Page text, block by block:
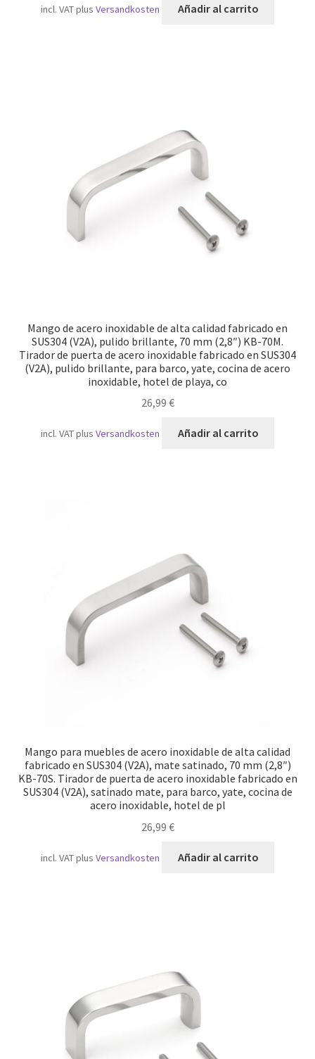
incl. VATplus Versandkosten Añadir al carrito
Mango de acero inoxidable de alta calidad fabricado en
SUS304 (V2A), pulido brillante, 70 mm (2,8″) KB-70M.
Tirador de puerta de acero inoxidable fabricado en SUS304
(V2A), pulido brillante, para barco, yate, cocina de acero
inoxidable, hotel de playa, co
26,99 €
incl. VATplus Versandkosten Añadir al carrito
Mango para muebles de acero inoxidable de alta calidad
fabricado en SUS304 (V2A), mate satinado, 70 mm (2,8″)
KB-70S. Tirador de puerta de acero inoxidable fabricado en
SUS304 (V2A), satinado mate, para barco, yate, cocina de
acero inoxidable, hotel de pl
26,99 €
incl. VATplus Versandkosten Añadir al carrito